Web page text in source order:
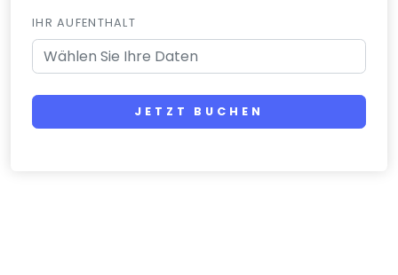
IHR AUFENTHALT
JETZT BUCHEN